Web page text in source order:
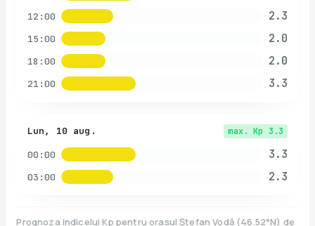
12:00 2.3
15:00 2.0
18:00 2.0
21:00 3.3
Lun, 10 aug. max. Kp 3.3
00:00 3.3
03:00 2.3
Prognoza indicelui Kp pentru orașul Ștefan Vodă(46.52°N) de